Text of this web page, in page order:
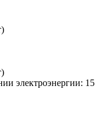
электроэнергии: 15